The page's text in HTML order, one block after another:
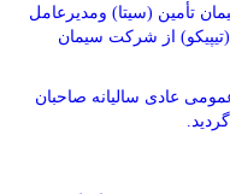
تأمین (سیتا) ومدیرعامل
از شرکت سیمان
عادی سالیانه صاحبان